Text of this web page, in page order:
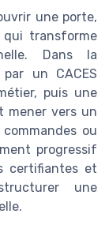
une porte,
qui transforme
Dans la
un CACES
puis une
mener vers un
ou
progressif
certifiantes et
une